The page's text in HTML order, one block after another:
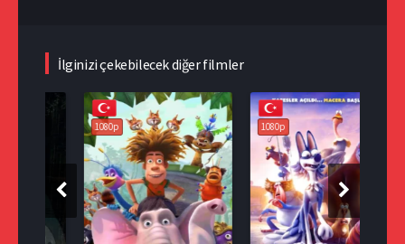
İlginizi çekebilecek diğer filmler
1080p